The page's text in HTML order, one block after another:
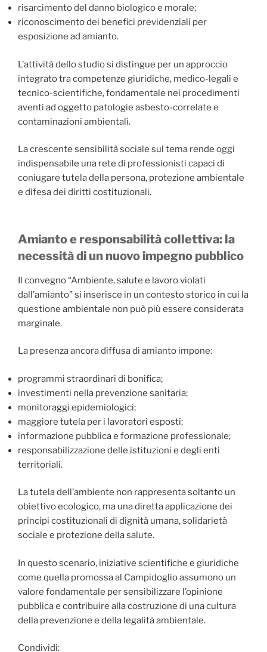
risarcimento del danno biologico e morale;
riconoscimento dei benefici previdenziali per
esposizione ad amianto.
L’attività dello studio si distingue per un approccio
integrato tra competenze giuridiche, medico-legali e
tecnico-scientifiche, fondamentale nei procedimenti
aventi ad oggetto patologie asbesto-correlate e
contaminazioni ambientali.
La crescente sensibilità sociale sul tema rende oggi
indispensabile una rete di professionisti capaci di
coniugare tutela della persona, protezione ambientale
e difesa dei diritti costituzionali.
Amianto e responsabilità collettiva: la
necessità di un nuovo impegno pubblico
Il convegno “Ambiente, salute e lavoro violati
dall’amianto” si inserisce in un contesto storico in cui la
questione ambientale non può più essere considerata
marginale.
La presenza ancora diffusa di amianto impone:
programmi straordinari di bonifica;
investimenti nella prevenzione sanitaria;
monitoraggi epidemiologici;
maggiore tutela per i lavoratori esposti;
informazione pubblica e formazione professionale;
responsabilizzazione delle istituzioni e degli enti
territoriali.
La tutela dell’ambiente non rappresenta soltanto un
obiettivo ecologico, ma una diretta applicazione dei
principi costituzionali di dignità umana, solidarietà
sociale e protezione della salute.
In questo scenario, iniziative scientifiche e giuridiche
come quella promossa al Campidoglio assumono un
valore fondamentale per sensibilizzare l’opinione
pubblica e contribuire alla costruzione di una cultura
della prevenzione e della legalità ambientale.
Condividi: